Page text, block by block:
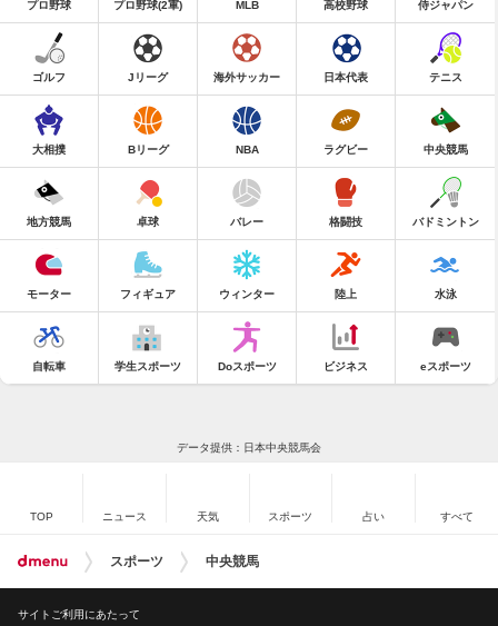
プロ野球 プロ野球(2軍) MLB 高校野球 侍ジャパン
ゴルフ Jリーグ 海外サッカー 日本代表 テニス
大相撲 Bリーグ NBA ラグビー 中央競馬
地方競馬 卓球 バレー 格闘技 バドミントン
モーター フィギュア ウィンター 陸上 水泳
自転車 学生スポーツ Doスポーツ ビジネス eスポーツ
データ提供：日本中央競馬会
TOP ニュース 天気 スポーツ 占い すべて
スポーツ 中央競馬
サイトご利用にあたって